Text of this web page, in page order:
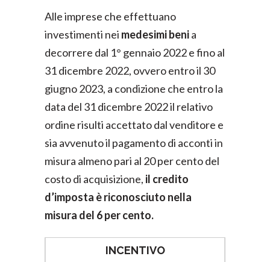
Alle imprese che effettuano
investimenti nei medesimi benia
decorrere dal 1° gennaio 2022 e fino al
31 dicembre 2022, ovvero entro il 30
giugno 2023, a condizione che entro la
data del 31 dicembre 2022 il relativo
ordine risulti accettato dal venditore e
sia avvenuto il pagamento di acconti in
misura almeno pari al 20 per cento del
costo di acquisizione, il credito
d’imposta è riconosciuto nella
misura del 6 per cento.
INCENTIVO